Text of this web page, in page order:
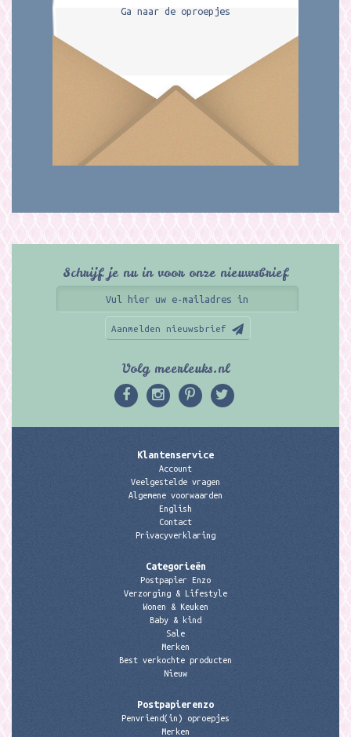
Ga naar de oproepjes
Schrijf je nu in voor onze nieuwsbrief
Aanmelden nieuwsbrief
Volg meerleuks.nl
Klantenservice
Account
Veelgestelde vragen
Algemene voorwaarden
English
Contact
Privacyverklaring
Categorieën
Postpapier Enzo
Verzorging & Lifestyle
Wonen & Keuken
Baby & kind
Sale
Merken
Best verkochte producten
Nieuw
Postpapierenzo
Penvriend(in) oproepjes
Merken